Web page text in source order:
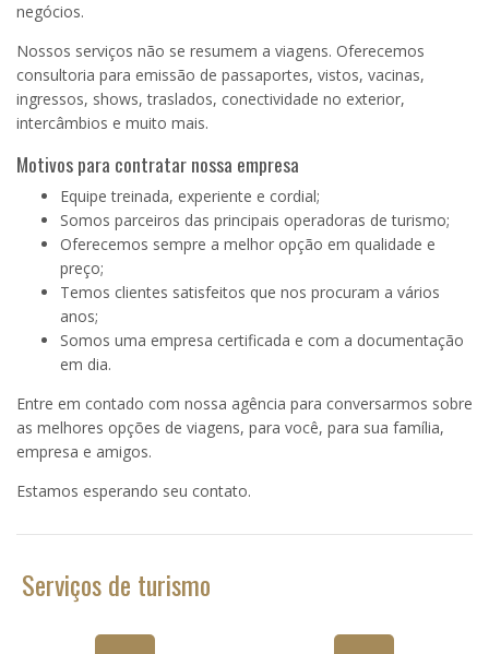
negócios.
Nossos serviços não se resumem a viagens. Oferecemos
consultoria para emissão de passaportes, vistos, vacinas,
ingressos, shows, traslados, conectividade no exterior,
intercâmbios e muito mais.
Motivos para contratar nossa empresa
Equipe treinada, experiente e cordial;
Somos parceiros das principais operadoras de turismo;
Oferecemos sempre a melhor opção em qualidade e
preço;
Temos clientes satisfeitos que nos procuram a vários
anos;
Somos uma empresa certificada e com a documentação
em dia.
Entre em contado com nossa agência para conversarmos sobre
as melhores opções de viagens, para você, para sua família,
empresa e amigos.
Estamos esperando seu contato.
Serviços de turismo